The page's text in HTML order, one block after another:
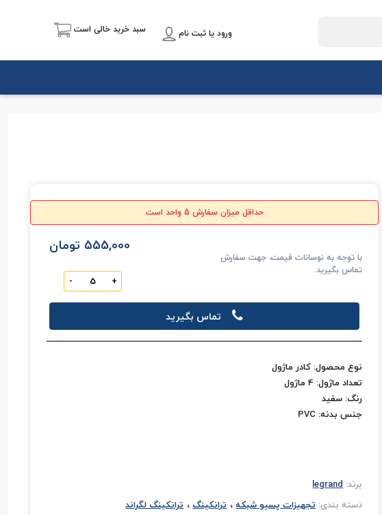
ورود یا ثبت نام سبد خرید خالی است
حداقل میزان سفارش 5 واحد است
با توجه به نوسانات قیمت، جهت سفارش
تماس بگیرید.
555,000 تومان
+
-
تماس بگیرید
نوع محصول: کادر ماژول
تعداد ماژول: 4 ماژول
رنگ: سفید
جنس بدنه: PVC
برند: legrand
دسته بندی: تجهیزات پسیو شبکه،ترانکینگ،ترانکینگ لگراند